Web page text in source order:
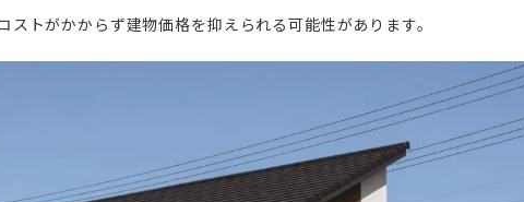
ストがかからず建物価格を抑えられる可能性があります。